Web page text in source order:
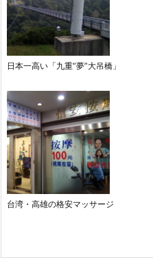
日本一高い「九重“夢”大吊橋」
台湾・高雄の格安マッサージ